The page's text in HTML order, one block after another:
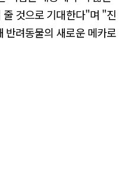
줄 것으로 기대한다"며 "진
반려동물의 새로운 메카로